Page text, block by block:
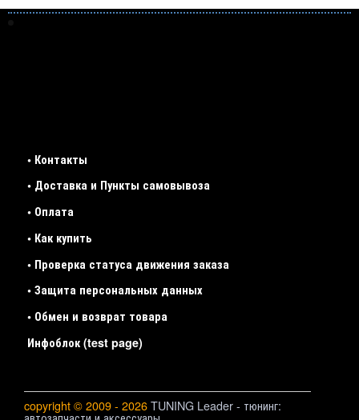
• Контакты
• Доставка и Пункты самовывоза
• Оплата
• Как купить
• Проверка статуса движения заказа
• Защита персональных данных
• Обмен и возврат товара
Инфоблок (test page)
copyright © 2009 - 2026 TUNING Leader - тюнинг: